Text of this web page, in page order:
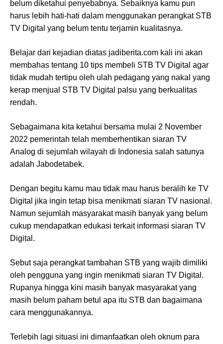
belum diketahui penyebabnya. Sebaiknya kamu pun
harus lebih hati-hati dalam menggunakan perangkat STB
TV Digital yang belum tentu terjamin kualitasnya.
Belajar dari kejadian diatas jadiberita.com kali ini akan
membahas tentang 10 tips membeli STB TV Digital agar
tidak mudah tertipu oleh ulah pedagang yang nakal yang
kerap menjual STB TV Digital palsu yang berkualitas
rendah.
Sebagaimana kita ketahui bersama mulai 2 November
2022 pemerintah telah memberhentikan siaran TV
Analog di sejumlah wilayah di Indonesia salah satunya
adalah Jabodetabek.
Dengan begitu kamu mau tidak mau harus beralih ke TV
Digital jika ingin tetap bisa menikmati siaran TV nasional.
Namun sejumlah masyarakat masih banyak yang belum
cukup mendapatkan edukasi terkait informasi siaran TV
Digital.
Sebut saja perangkat tambahan STB yang wajib dimiliki
oleh pengguna yang ingin menikmati siaran TV Digital.
Rupanya hingga kini masih banyak masyarakat yang
masih belum paham betul apa itu STB dan bagaimana
cara menggunakannya.
Terlebih lagi situasi ini dimanfaatkan oleh oknum para